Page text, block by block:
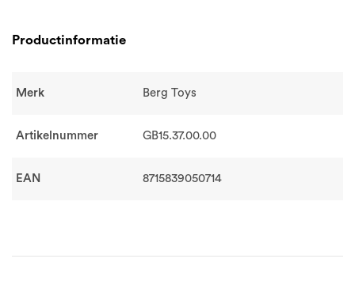
Productinformatie
Merk Berg Toys
Artikelnummer GB15.37.00.00
EAN 8715839050714